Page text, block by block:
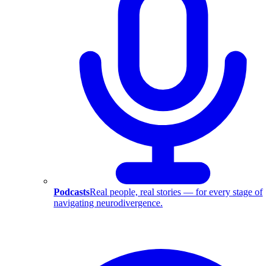
PodcastsReal people, real stories — for every stage of
navigating neurodivergence.